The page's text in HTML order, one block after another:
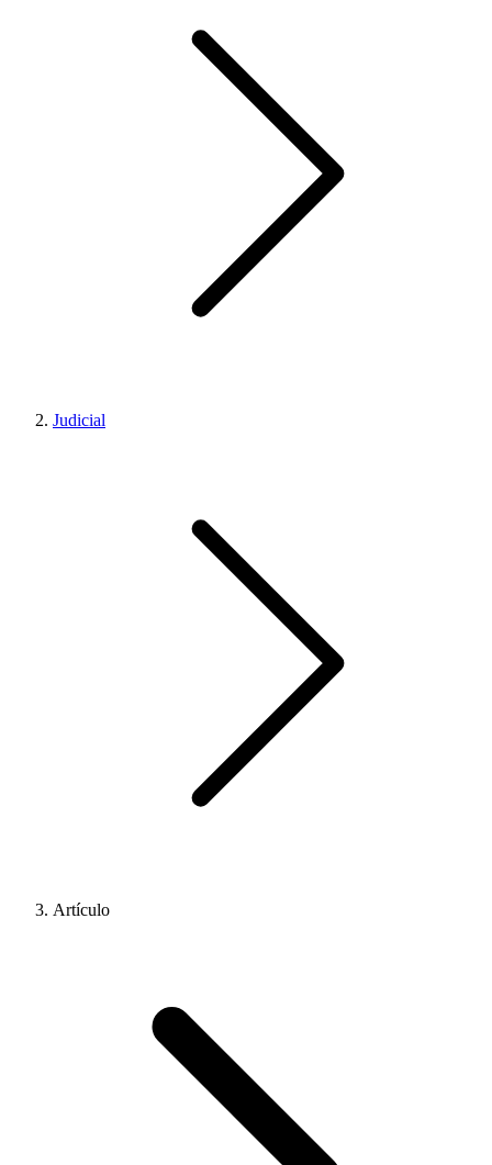
Judicial
Artículo